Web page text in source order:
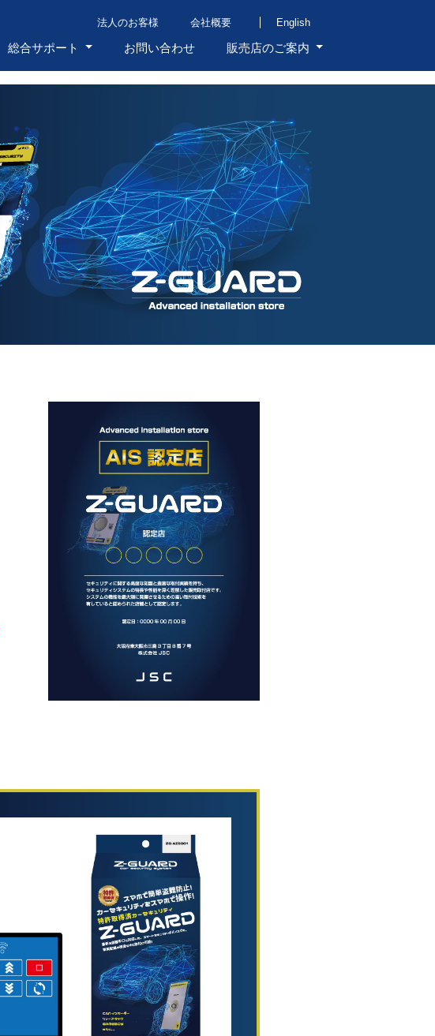
総合サポート お問い合わせ 販売店のご案内
法人のお客様 会社概要 English